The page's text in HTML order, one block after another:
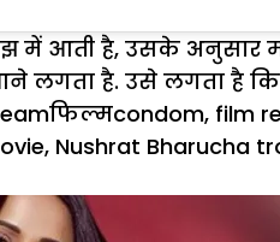
में आती है, उसके
लगता है. उसे लगता है कि
Categories
फिल्मTags
condom, film
, Nushrat Bharucha